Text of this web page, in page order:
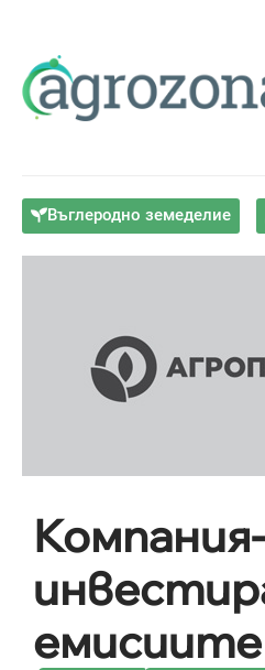
Въглеродно земеделие